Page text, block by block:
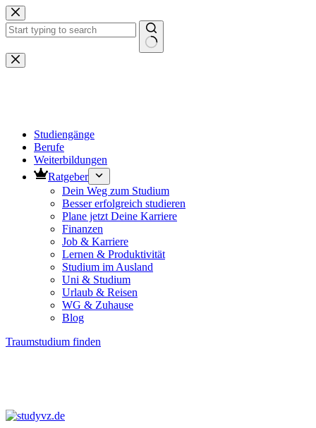
Zum
Inhalt
springen
Keine
Ergebnisse
Studiengänge
Berufe
Weiterbildungen
Ratgeber
Dein Weg zum Studium
Besser erfolgreich studieren
Plane jetzt Deine Karriere
Finanzen
Job & Karriere
Lernen & Produktivität
Studium im Ausland
Uni & Studium
Urlaub & Reisen
WG & Zuhause
Blog
Traumstudium finden